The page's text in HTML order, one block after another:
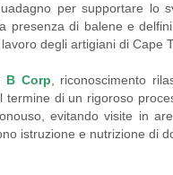
per supportare lo
presenza di balene e
degli artigiani di Cape
B Corp , riconoscimento
termine di un rigoroso
evitando visite in
istruzione e nutrizione di